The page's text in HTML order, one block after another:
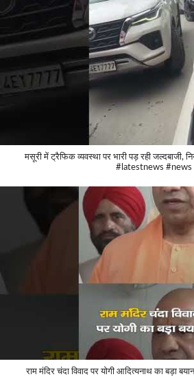
मसूरी में ट्रैफिक व्यवस्था पर भारी पड़ रही जल्दबाजी,
#latestnews #news
राम मंदिर चंदा विवाद पर योगी आदित्यनाथ का बड़ा